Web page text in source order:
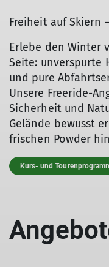
Freiheit auf Skiern
Erlebe den Winter
Seite: unverspurte
und pure
Unsere Freeride-
Sicherheit und
Gelände bewusst
frischen Powder
Kurs- und